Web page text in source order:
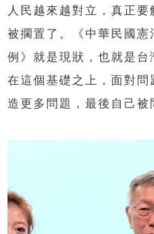
人民越來越對立，真正
被擱置了。《中華民國
例》就是現狀，也就是
在這個基礎之上，面對
造更多問題，最後自己被